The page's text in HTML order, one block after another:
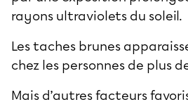
rayons ultraviolets du soleil.
Les taches brunes
chez les personnes de plus
Mais d’autres facteurs